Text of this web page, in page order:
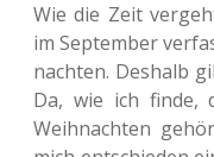
Wie die Zeit
im Sep­tem­ber
nach­ten. Des­halb
Da, wie ich finde,
Weih­nach­ten